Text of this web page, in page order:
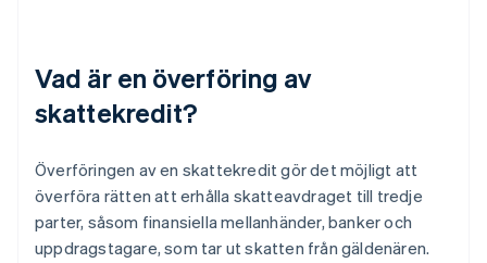
Vad är en överföring av
skattekredit?
Överföringen av en skattekredit gör det möjligt att
överföra rätten att erhålla skatteavdraget till tredje
parter, såsom finansiella mellanhänder, banker och
uppdragstagare, som tar ut skatten från gäldenären.